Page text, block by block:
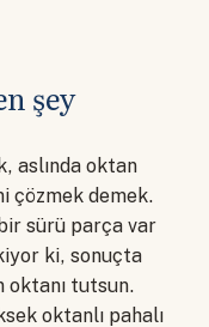
şey
aslında oktan
çözmek demek.
sürü parça var
ki, sonuçta
oktanı tutsun.
oktanlı pahalı